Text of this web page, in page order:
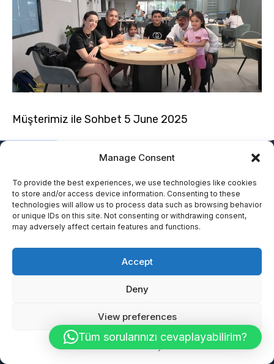
Manage Consent
To provide the best experiences, we use technologies like cookies
to store and/or access device information. Consenting to these
technologies will allow us to process data such as browsing behavior
or unique IDs on this site. Not consenting or withdrawing consent,
may adversely affect certain features and functions.
Accept
Deny
View preferences
Müşterimiz ile Sohbet 5 June 2025
GET IN TOUCH
Request a Free Consultation
Tüm sorularınızı cevaplayabilirim?